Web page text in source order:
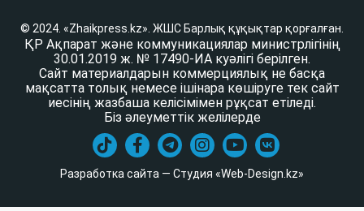
© 2024. «Zhaikpress.kz». ЖШС Барлық құқықтар қорғалған.
ҚР Ақпарат және коммуникациялар министрлігінің
30.01.2019 ж. № 17490-ИА куәлігі берілген.
Сайт материалдарын коммерциялық не басқа
мақсатта толық немесе ішінара көшіруге тек сайт
иесінің жазбаша келісімімен рұқсат етіледі.
Біз әлеуметтік желілерде
Разработка сайта — Студия «Web-Design.kz»